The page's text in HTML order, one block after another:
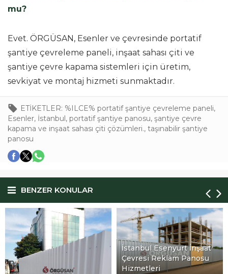
mu?
Evet. ÖRGÜSAN, Esenler ve çevresinde portatif
şantiye çevreleme paneli, inşaat sahası çiti ve
şantiye çevre kapama sistemleri için üretim,
sevkiyat ve montaj hizmeti sunmaktadır.
ETİKETLER: %ILCE% portatif şantiye çevreleme paneli,
Esenler, İstanbul, portatif şantiye panosu, şantiye çevre
kapama ve inşaat sahası çiti çözümleri., taşınabilir şantiye
panosu
BENZER KONULAR
İstanbul Esenyurt İnşaat
Çevresi Reklam Panosu
Hizmetleri